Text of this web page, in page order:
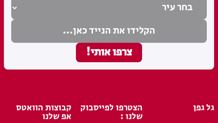
גל גפן הצטרפו לפייסבוק
שלנו :
קבוצות הוואטס
אפ שלנו